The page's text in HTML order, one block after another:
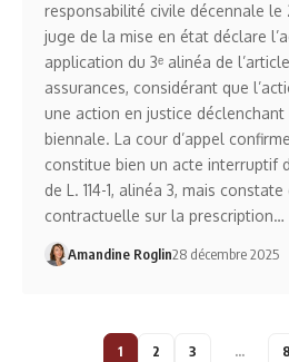
responsabilité civile décennale le
juge de la mise en état déclare
application du 3ᵉ alinéa de
assurances, considérant que
une action en justice
biennale. La cour d’appel
constitue bien un acte interruptif
de L. 114-1, alinéa 3, mais
contractuelle sur la prescription…
Amandine Roglin28 décembre 2025
1 2 3 … 8